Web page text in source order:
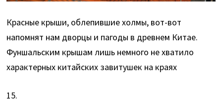
Красные крыши, облепившие холмы, вот-вот
напомнят нам дворцы и пагоды в древнем Китае.
Фуншальским крышам лишь немного не хватило
характерных китайских завитушек на краях
15.